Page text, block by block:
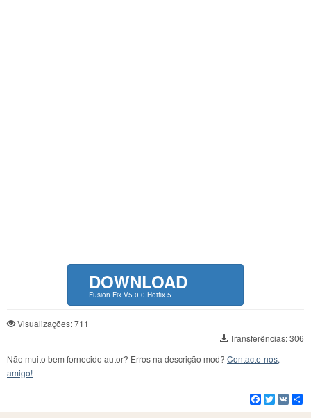
DOWNLOAD
Fusion Fix V5.0.0 Hotfix 5
Visualizações: 711
Transferências: 306
Não muito bem fornecido autor? Erros na descrição mod? Contacte-nos,
amigo!
Facebook
Twitter
VK